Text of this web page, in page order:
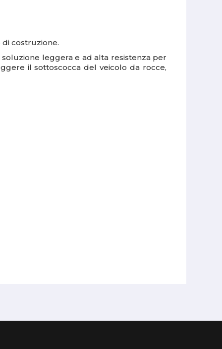
costruzione.
leggera e ad alta resistenza per
il sottoscocca del veicolo da rocce,